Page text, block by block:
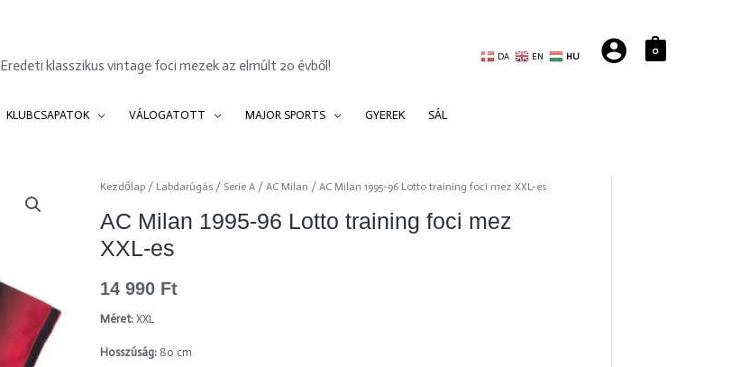
Eredeti klasszikus vintage foci mezek az elmúlt 20 évből!
DA EN HU 0
KLUBCSAPATOK VÁLOGATOTT MAJOR SPORTS GYEREK SÁL
Kezdőlap/ Labdarúgás/ Serie A/ AC Milan / AC Milan 1995-96 Lotto training foci mez XXL-es
AC Milan 1995-96 Lotto training foci mez
XXL-es
14 990 Ft
Méret:XXL
Hosszúság: 80 cm
AC
1995-
96
training
foci
XXL-